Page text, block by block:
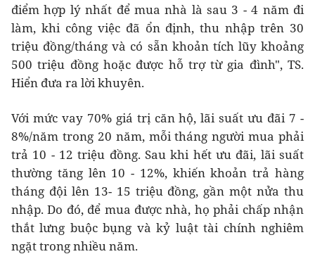
điểm hợp lý nhất để mua nhà là sau 3 - 4 năm đi
làm, khi công việc đã ổn định, thu nhập trên 30
triệu đồng/tháng và có sẵn khoản tích lũy khoảng
500 triệu đồng hoặc được hỗ trợ từ gia đình", TS.
Hiển đưa ra lời khuyên.
Với mức vay 70% giá trị căn hộ, lãi suất ưu đãi 7 -
8%/năm trong 20 năm, mỗi tháng người mua phải
trả 10 - 12 triệu đồng. Sau khi hết ưu đãi, lãi suất
thường tăng lên 10 - 12%, khiến khoản trả hàng
tháng đội lên 13- 15 triệu đồng, gần một nửa thu
nhập. Do đó, để mua được nhà, họ phải chấp nhận
thắt lưng buộc bụng và kỷ luật tài chính nghiêm
ngặt trong nhiều năm.